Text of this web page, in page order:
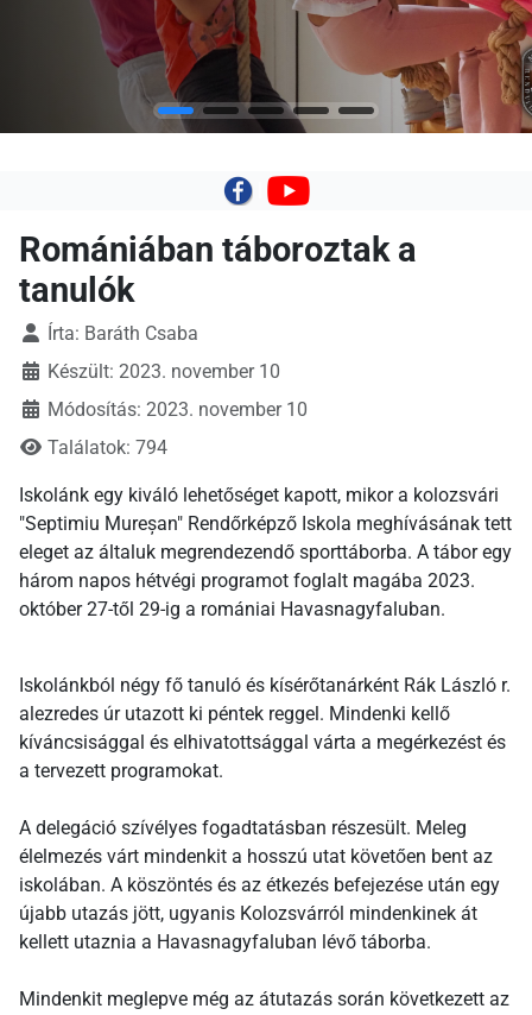
Romániában táboroztak a
tanulók
Írta: Baráth Csaba
Készült: 2023. november 10
Módosítás: 2023. november 10
Találatok: 794
Iskolánk egy kiváló lehetőséget kapott, mikor a kolozsvári
"Septimiu Mureșan" Rendőrképző Iskola meghívásának tett
eleget az általuk megrendezendő sporttáborba. A tábor egy
három napos hétvégi programot foglalt magába 2023.
október 27-től 29-ig a romániai Havasnagyfaluban.
Iskolánkból négy fő tanuló és kísérőtanárként Rák László r.
alezredes úr utazott ki péntek reggel. Mindenki kellő
kíváncsisággal és elhivatottsággal várta a megérkezést és
a tervezett programokat.
A delegáció szívélyes fogadtatásban részesült. Meleg
élelmezés várt mindenkit a hosszú utat követően bent az
iskolában. A köszöntés és az étkezés befejezése után egy
újabb utazás jött, ugyanis Kolozsvárról mindenkinek át
kellett utaznia a Havasnagyfaluban lévő táborba.
Mindenkit meglepve még az átutazás során következett az